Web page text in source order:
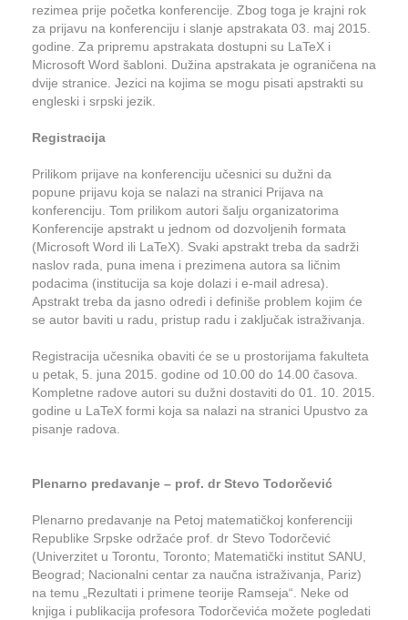
rezimea prije početka konferencije. Zbog toga je krajni rok
za prijavu na konferenciju i slanje apstrakata 03. maj 2015.
godine. Za pripremu apstrakata dostupni su LaTeX i
Microsoft Word šabloni. Dužina apstrakata je ograničena na
dvije stranice. Jezici na kojima se mogu pisati apstrakti su
engleski i srpski jezik.
Registracija
Prilikom prijave na konferenciju učesnici su dužni da
popune prijavu koja se nalazi na stranici Prijava na
konferenciju. Tom prilikom autori šalju organizatorima
Konferencije apstrakt u jednom od dozvoljenih formata
(Microsoft Word ili LaTeX). Svaki apstrakt treba da sadrži
naslov rada, puna imena i prezimena autora sa ličnim
podacima (institucija sa koje dolazi i e-mail adresa).
Apstrakt treba da jasno odredi i definiše problem kojim će
se autor baviti u radu, pristup radu i zaključak istraživanja.
Registracija učesnika obaviti će se u prostorijama fakulteta
u petak, 5. juna 2015. godine od 10.00 do 14.00 časova.
Kompletne radove autori su dužni dostaviti do 01. 10. 2015.
godine u LaTeX formi koja sa nalazi na stranici Upustvo za
pisanje radova.
Plenarno predavanje – prof. dr Stevo Todorčević
Plenarno predavanje na Petoj matematičkoj konferenciji
Republike Srpske održaće prof. dr Stevo Todorčević
(Univerzitet u Torontu, Toronto; Matematički institut SANU,
Beograd; Nacionalni centar za naučna istraživanja, Pariz)
na temu „Rezultati i primene teorije Ramseja“. Neke od
knjiga i publikacija profesora Todorčevića možete pogledati